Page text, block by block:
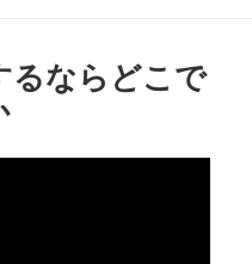
るならどこで